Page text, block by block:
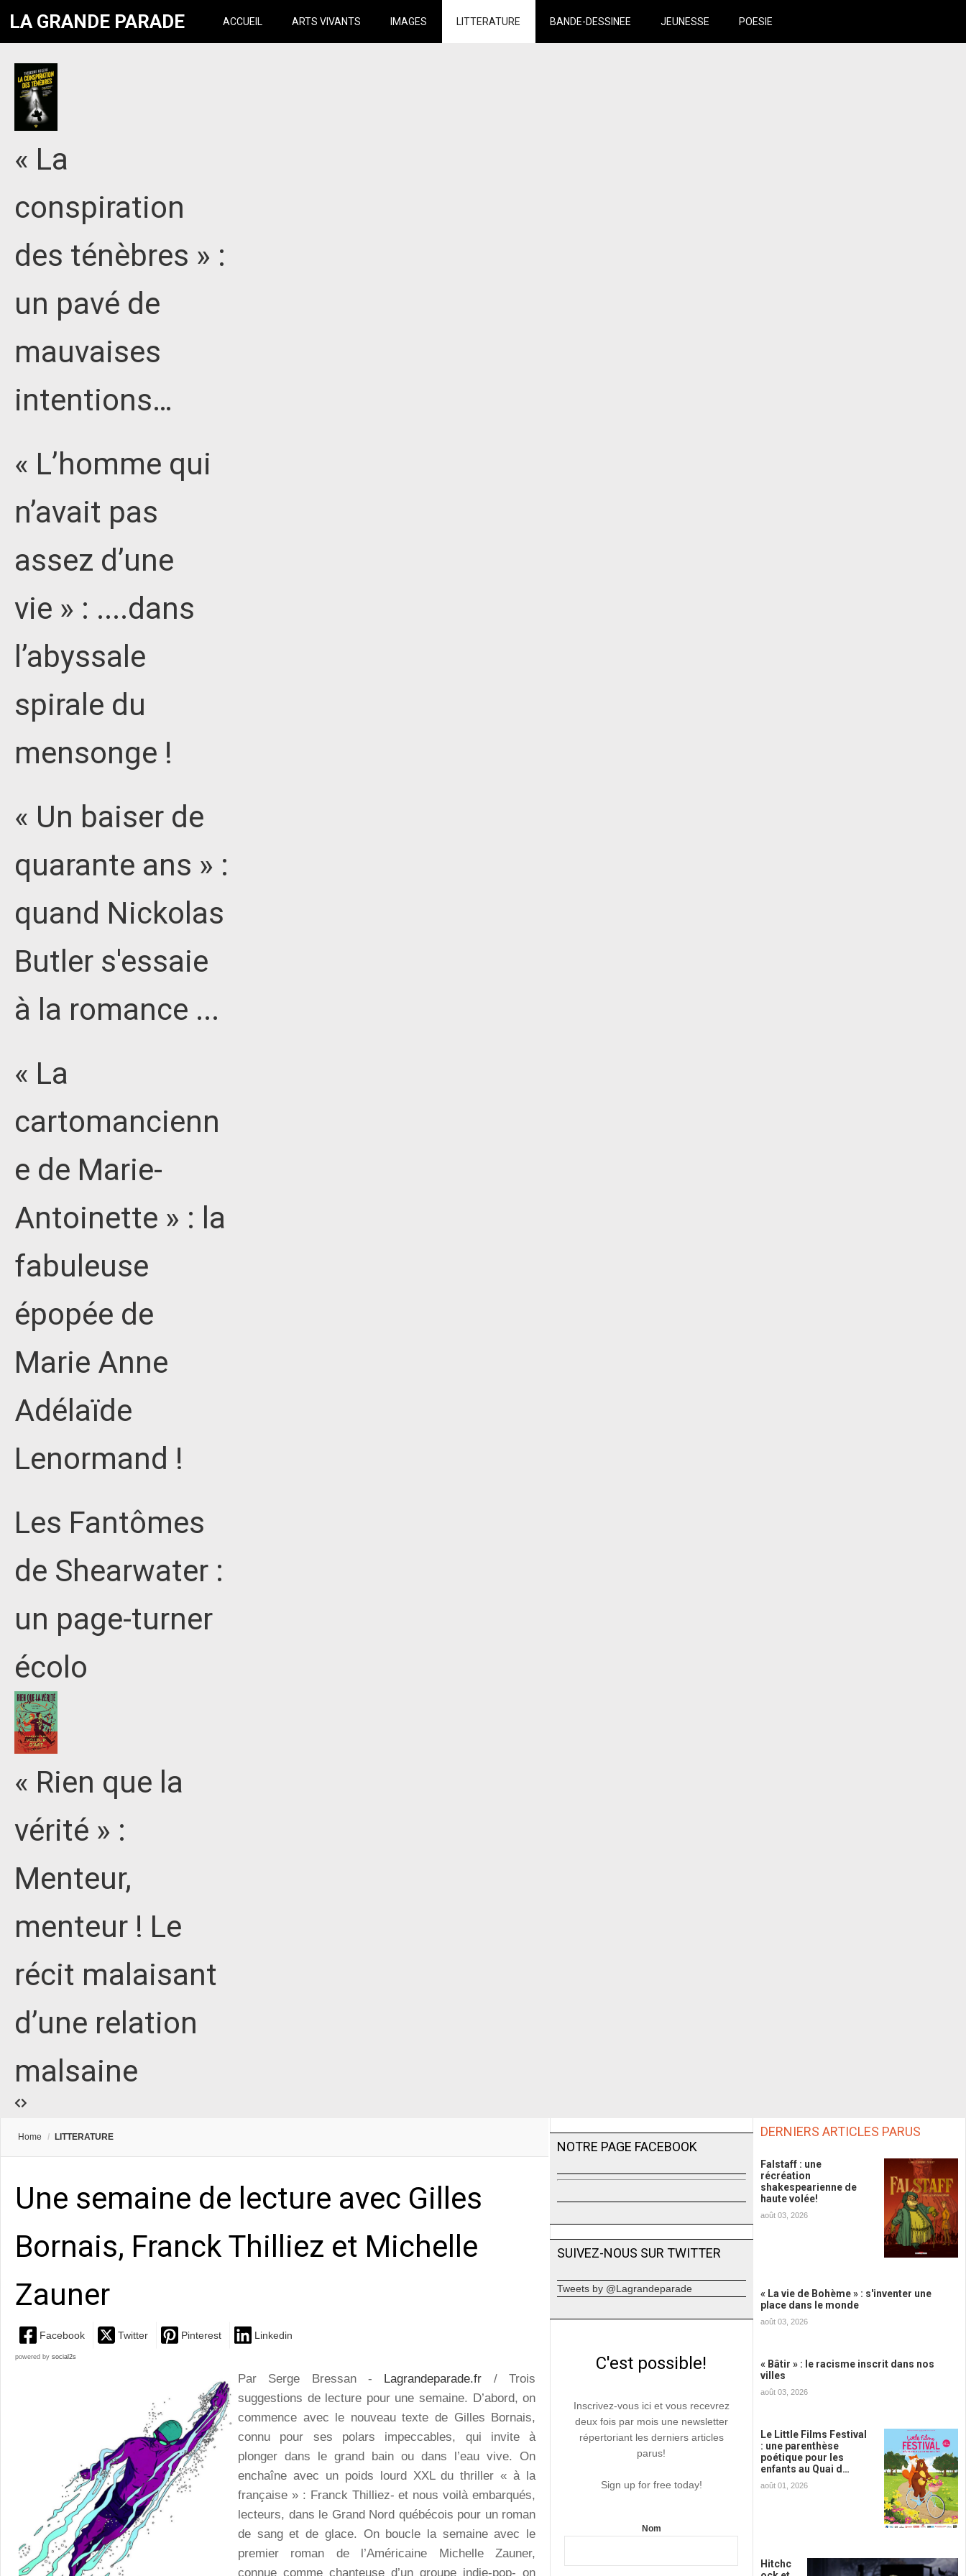
LA GRANDE PARADE ACCUEIL ARTS VIVANTS IMAGES LITTERATURE BANDE-DESSINEE JEUNESSE POESIE
« La
conspiration
des ténèbres » :
un pavé de
mauvaises
intentions…
« L’homme qui
n’avait pas
assez d’une
vie » : ....dans
l’abyssale
spirale du
mensonge !
« Un baiser de
quarante ans » :
quand Nickolas
Butler s'essaie
à la romance ...
« La
cartomancienn
e de Marie-
Antoinette » : la
fabuleuse
épopée de
Marie Anne
Adélaïde
Lenormand !
Les Fantômes
de Shearwater :
un page-turner
écolo
« Rien que la
vérité » :
Menteur,
menteur ! Le
récit malaisant
d’une relation
malsaine
Home / LITTERATURE
Une semaine de lecture avec Gilles
Bornais, Franck Thilliez et Michelle
Zauner
Facebook Twitter Pinterest Linkedin
powered by social2s
Par Serge Bressan - Lagrandeparade.fr / Trois
suggestions de lecture pour une semaine. D’abord, on
commence avec le nouveau texte de Gilles Bornais,
connu pour ses polars impeccables, qui invite à
plonger dans le grand bain ou dans l’eau vive. On
enchaîne avec un poids lourd XXL du thriller « à la
française » : Franck Thilliez- et nous voilà embarqués,
lecteurs, dans le Grand Nord québécois pour un roman
de sang et de glace. On boucle la semaine avec le
premier roman de l’Américaine Michelle Zauner,
connue comme chanteuse d’un groupe indie-pop- on
NOTRE PAGE FACEBOOK
SUIVEZ-NOUS SUR TWITTER
Tweets by @Lagrandeparade
C'est possible!
Inscrivez-vous ici et vous recevrez
deux fois par mois une newsletter
répertoriant les derniers articles
parus!
Sign up for free today!
Nom
DERNIERS ARTICLES PARUS
Falstaff : une
récréation
shakespearienne de
haute volée!
août 03, 2026
« La vie de Bohème » : s'inventer une
place dans le monde
août 03, 2026
« Bâtir » : le racisme inscrit dans nos
villes
août 03, 2026
Le Little Films Festival
: une parenthèse
poétique pour les
enfants au Quai d…
août 01, 2026
Hitchc